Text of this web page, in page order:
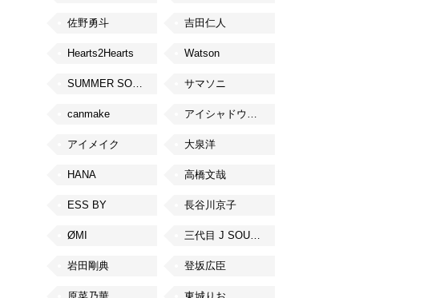
佐野勇斗 吉田仁人
Hearts2Hearts Watson
SUMMER SONIC サマソニ
canmake アイシャドウベース
アイメイク 大泉洋
HANA 高橋文哉
ESS BY 長谷川京子
ØMI 三代目 J SOUL BROTHERS from EXILE TRIBE
岩田剛典 登坂広臣